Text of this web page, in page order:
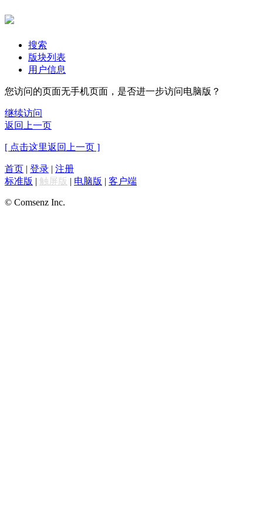
搜索
版块列表
用户信息
您访问的页面无手机页面，是否进一步访问电脑版？
继续访问
返回上一页
[ 点击这里返回上一页 ]
首页 | 登录 | 注册
标准版 | 触屏版 | 电脑版 | 客户端
© Comsenz Inc.